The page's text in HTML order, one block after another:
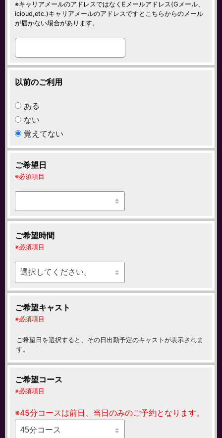
キャリアメールのアドレスではなくEメールアドレス(Gメール、
icioud,etc.)キャリアメールのアドレスですとこちらからのメール
が届かない場合があります。
以前のご利用
ある
ない
覚えてない
ご希望日
必須項目
ご希望時間
必須項目
ご希望キャスト
必須項目
ご希望日を選択すると、その日出勤予定のキャストが表示されま
す。
ご希望コース
必須項目
※45分コースは前日、当日のみのご予約となります。